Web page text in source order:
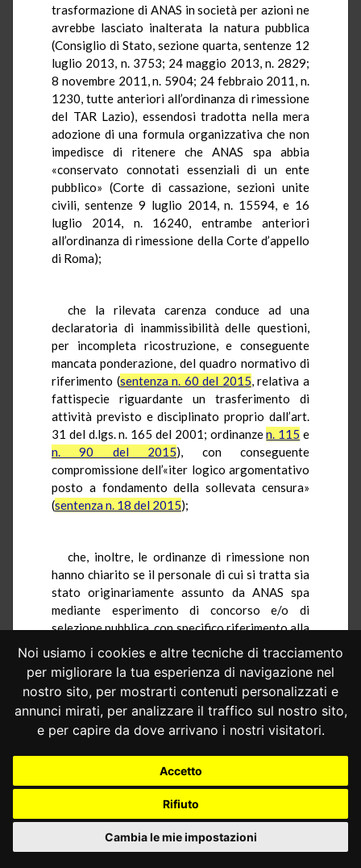
Noi usiamo i cookies e altre tecniche di tracciamento
per migliorare la tua esperienza di navigazione nel
nostro sito, per mostrarti contenuti personalizzati e
annunci mirati, per analizzare il traffico sul nostro sito,
e per capire da dove arrivano i nostri visitatori.
Accetto
Rifiuto
Cambia le mie impostazioni
trasformazione di ANAS in società per azioni ne
avrebbe lasciato inalterata la natura pubblica
(Consiglio di Stato, sezione quarta, sentenze 12
luglio 2013, n. 3753; 24 maggio 2013, n. 2829;
8 novembre 2011, n. 5904; 24 febbraio 2011, n.
1230, tutte anteriori all’ordinanza di rimessione
del TAR Lazio), essendosi tradotta nella mera
adozione di una formula organizzativa che non
impedisce di ritenere che ANAS spa abbia
«conservato connotati essenziali di un ente
pubblico» (Corte di cassazione, sezioni unite
civili, sentenze 9 luglio 2014, n. 15594, e 16
luglio 2014, n. 16240, entrambe anteriori
all’ordinanza di rimessione della Corte d’appello
di Roma);
che la rilevata carenza conduce ad una
declaratoria di inammissibilità delle questioni,
per incompleta ricostruzione, e conseguente
mancata ponderazione, del quadro normativo di
riferimento (sentenza n. 60 del 2015, relativa a
fattispecie riguardante un trasferimento di
attività previsto e disciplinato proprio dall’art.
31 del d.lgs. n. 165 del 2001; ordinanzen. 115 e
n. 90 del 2015), con conseguente
compromissione dell’«iter logico argomentativo
posto a fondamento della sollevata censura»
(sentenza n. 18 del 2015);
che, inoltre, le ordinanze di rimessione non
hanno chiarito se il personale di cui si tratta sia
stato originariamente assunto da ANAS spa
mediante esperimento di concorso e/o di
selezione pubblica, con specifico riferimento alla
tipologia e al livello delle funzioni svolte
(sentenze n. 225 del 2010 e n. 293 del 2009
successivamente trasferite al Ministero delle
infrastrutture e dei trasporti;
contrasto delle norme di legge con l’art. 97
Cost., a causa del mancato esperimento di idonei
concorsi e/o selezioni per l’inserimento negli
organici ministeriali, il mancato chiarimento
sulla circostanza se tali procedure siano state
espletate all’atto dell’originaria assunzione alle